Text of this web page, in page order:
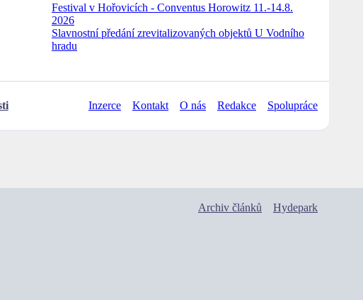
Festival v Hořovicích - Conventus Horowitz 11.-14.8.
2026
Slavnostní předání zrevitalizovaných objektů U Vodního
hradu
Inzerce Kontakt O nás Redakce Spolupráce
Archiv článků Hydepark